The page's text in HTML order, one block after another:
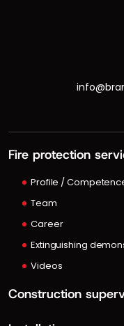
Fire protection
Profile /
Team
Career
Extinguishing
Videos
Construction